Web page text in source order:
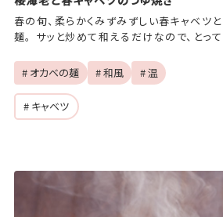
春の旬、柔らかくみずみずしい春キャベツ
麺。 サッと炒めて和えるだけなので、とって
# オカベの麺
# 和風 # 温
# キャベツ